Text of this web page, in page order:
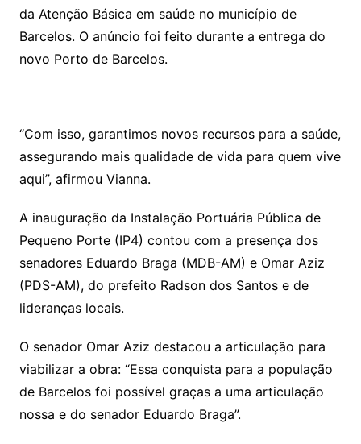
da Atenção Básica em saúde no município de
Barcelos. O anúncio foi feito durante a entrega do
novo Porto de Barcelos.
“Com isso, garantimos novos recursos para a saúde,
assegurando mais qualidade de vida para quem vive
aqui”, afirmou Vianna.
A inauguração da Instalação Portuária Pública de
Pequeno Porte (IP4) contou com a presença dos
senadores Eduardo Braga (MDB-AM) e Omar Aziz
(PDS-AM), do prefeito Radson dos Santos e de
lideranças locais.
O senador Omar Aziz destacou a articulação para
viabilizar a obra: “Essa conquista para a população
de Barcelos foi possível graças a uma articulação
nossa e do senador Eduardo Braga”.